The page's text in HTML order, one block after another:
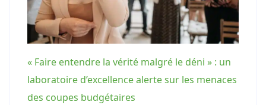
« Faire entendre la vérité malgré le déni » : un
laboratoire d’excellence alerte sur les menaces
des coupes budgétaires